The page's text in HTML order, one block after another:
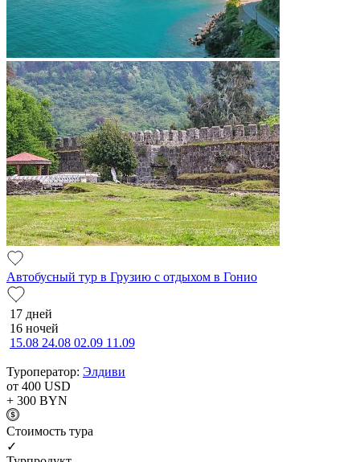
Автобусный тур в Грузию с отдыхом в Гонио
17 дней
16 ночей
15.08 24.08 02.09 11.09
Туроператор: Элдиви
от 400 USD
+ 300 BYN
Cтоимость тура
✓